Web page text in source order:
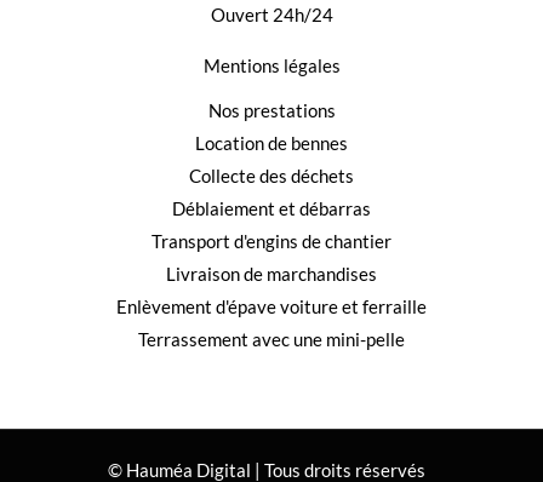
Ouvert 24h/24
Mentions légales
Nos prestations
Location de bennes
Collecte des déchets
Déblaiement et débarras
Transport d'engins de chantier
Livraison de marchandises
Enlèvement d'épave voiture et ferraille
Terrassement avec une mini-pelle
© Hauméa Digital | Tous droits réservés